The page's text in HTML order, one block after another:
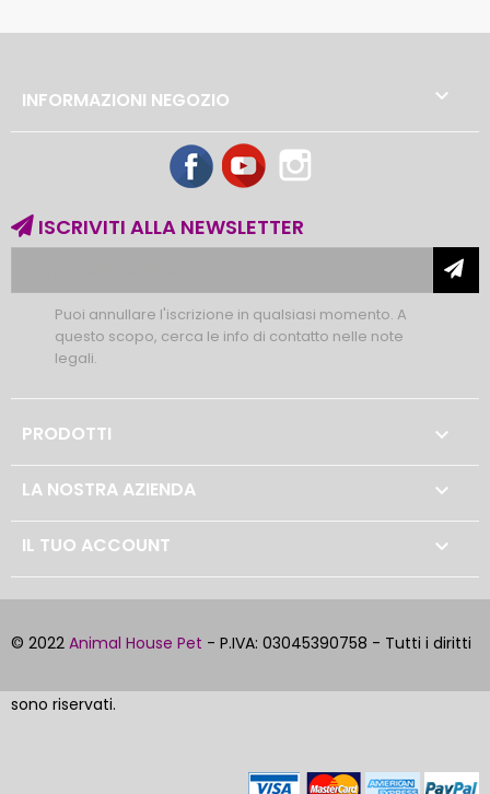
INFORMAZIONI NEGOZIO 
FacebookYouTube
ISCRIVITI ALLA NEWSLETTER
Puoi annullare l'iscrizione in qualsiasi momento. A
questo scopo, cerca le info di contatto nelle note
legali.
PRODOTTI 
LA NOSTRA AZIENDA 
IL TUO ACCOUNT 
© 2022 Animal House Pet - P.IVA: 03045390758 - Tutti i diritti
sono riservati.